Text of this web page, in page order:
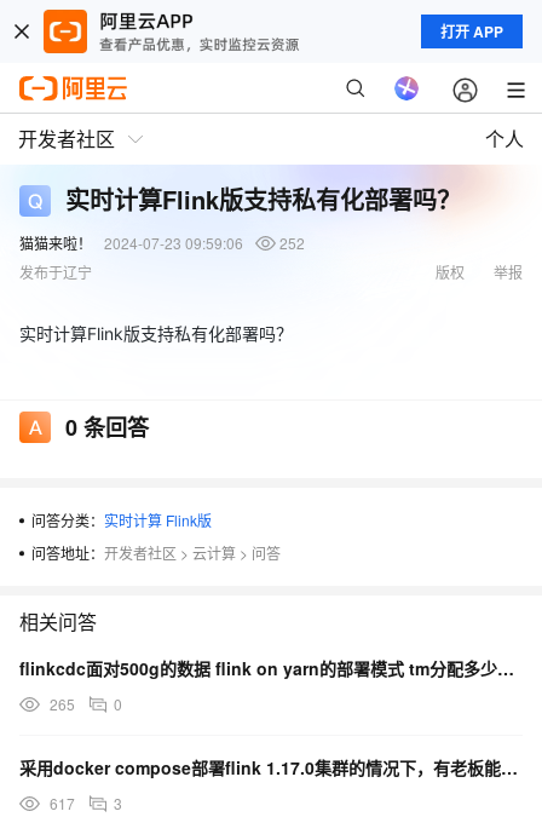
打开 APP
开发者社区 个人
实时计算Flink版支持私有化部署吗？
猫猫来啦！ 2024-07-23 09:59:06
252
发布于辽宁
举报
版权
实时计算Flink版支持私有化部署吗？
0条回答
问答分类： 实时计算 Flink版
问答地址： 开发者社区 > 云计算 > 问答
相关问答
flinkcdc面对500g的数据 flink on yarn的部署模式 tm分配多少合适哇？
265 0
采用docker compose部署flink 1.17.0集群的情况下，有老板能给一下解决思路吗？
617 3